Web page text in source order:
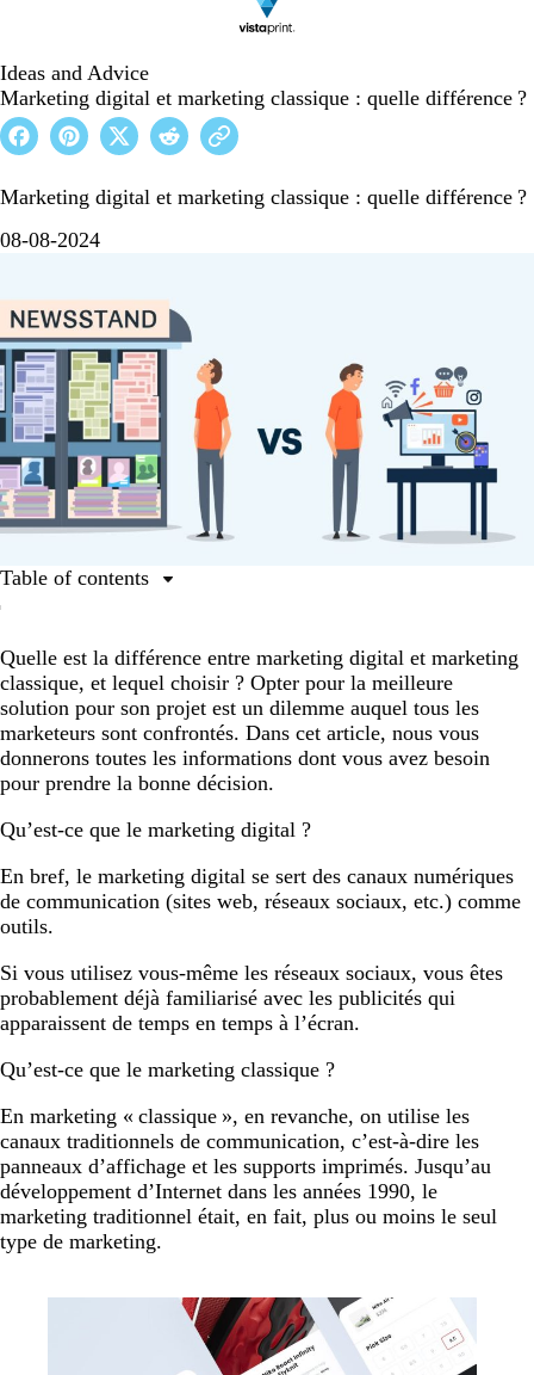
Ideas and Advice
Marketing digital et marketing classique : quelle différence ?
Marketing digital et marketing classique : quelle différence ?
08-08-2024
Quelle est la différence entre marketing digital et marketing
classique, et lequel choisir ? Opter pour la meilleure
solution pour son projet est un dilemme auquel tous les
marketeurs sont confrontés. Dans cet article, nous vous
donnerons toutes les informations dont vous avez besoin
pour prendre la bonne décision.
Qu’est-ce que le marketing digital ?
En bref, le marketing digital se sert des canaux numériques
de communication (sites web, réseaux sociaux, etc.) comme
outils.
Si vous utilisez vous-même les réseaux sociaux, vous êtes
probablement déjà familiarisé avec les publicités qui
apparaissent de temps en temps à l’écran.
Qu’est-ce que le marketing classique ?
En marketing « classique », en revanche, on utilise les
canaux traditionnels de communication, c’est-à-dire les
panneaux d’affichage et les supports imprimés. Jusqu’au
développement d’Internet dans les années 1990, le
marketing traditionnel était, en fait, plus ou moins le seul
type de marketing.
Table of contents
Qu’est-ce que le marketing classique ?
Marketing digital et marketing classique : quelle
différence ?
Quel type de marketing choisir ?
Marketing classique : avantages et inconvénients
Marketing digital : avantages et inconvénients
Trouvez ce qui marche pour vous